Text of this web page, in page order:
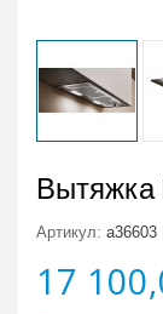
Вытяжка
Артикул: a36603
17